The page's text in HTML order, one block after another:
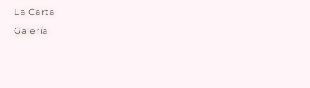
La Carta
Galería